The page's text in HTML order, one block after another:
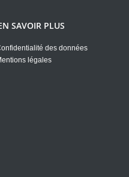
SAVOIR PLUS
des données
légales